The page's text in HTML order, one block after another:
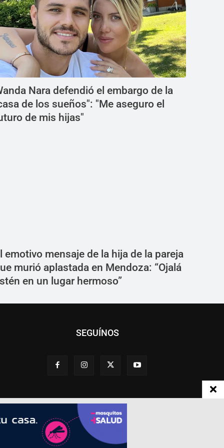
Nara defendió el embargo de la
de los sueños": "Me aseguro el
de mis hijas"
emotivo mensaje de la hija de la pareja
murió aplastada en Mendoza: “Ojalá
en un lugar hermoso”
SEGUÍNOS